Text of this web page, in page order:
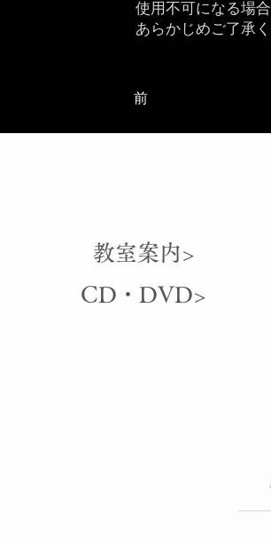
使用不可になる場
あらかじめご了承く
前
教室案内>
CD・DVD>